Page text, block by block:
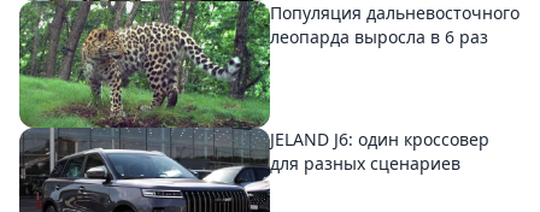
Популяция дальневосточного
леопарда выросла в 6 раз
JELAND J6: один кроссовер
для разных сценариев